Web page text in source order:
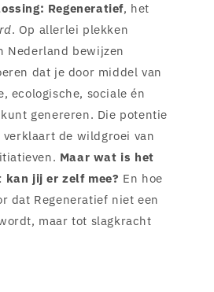
Regeneratief, het
. Op allerlei plekken
Nederland bewijzen
dat je door middel van
ecologische, sociale én
genereren. Die potentie
de wildgroei van
Maar wat is het
kan jij er zelf mee? En hoe
dat Regeneratief niet een
maar tot slagkracht